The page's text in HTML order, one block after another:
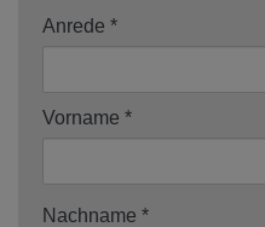
Anrede
Vorname
Nachname